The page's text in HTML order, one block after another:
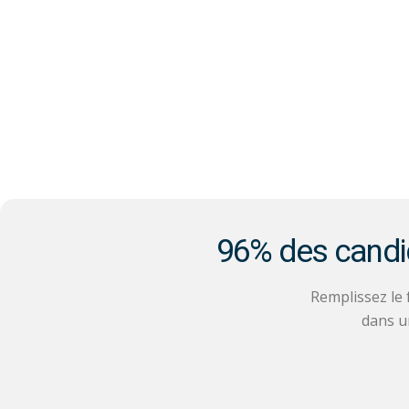
96% des
Remplissez
dans